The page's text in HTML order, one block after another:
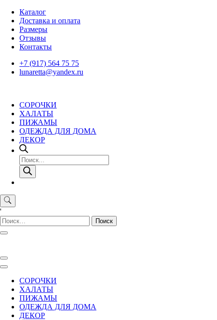
Skip
content
Каталог
Доставка и оплата
Размеры
Отзывы
Контакты
+7 (917) 564 75 75
lunaretta@yandex.ru
СОРОЧКИ
ХАЛАТЫ
ПИЖАМЫ
ОДЕЖДА ДЛЯ ДОМА
ДЕКОР
Поиск
товаров
'
Найти:
СОРОЧКИ
ХАЛАТЫ
ПИЖАМЫ
ОДЕЖДА ДЛЯ ДОМА
ДЕКОР